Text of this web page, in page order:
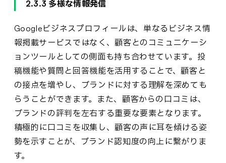
2.3.3 多様な情報発信
Googleビジネスプロフィールは、単なるビジネス情
報掲載サービスではなく、顧客とのコミュニケーシ
ョンツールとしての側面も持ち合わせています。投
稿機能や質問と回答機能を活用することで、顧客と
の接点を増やし、ブランドに対する理解を深めても
らうことができます。また、顧客からの口コミは、
ブランドの評判を左右する重要な要素となります。
積極的に口コミを収集し、顧客の声に耳を傾ける姿
勢を示すことが、ブランド認知度の向上に繋がりま
す。